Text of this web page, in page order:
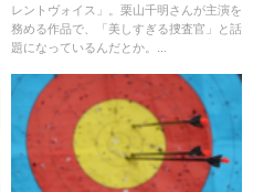
レントヴォイス」。栗山千明さんが主演を
務める作品で、「美しすぎる捜査官」と話
題になっているんだとか。...